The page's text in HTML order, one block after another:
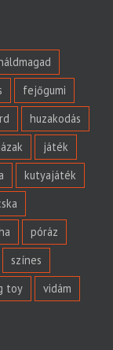
fejőgumi
huzakodás
játék
kutyajáték
póráz
színes
toy
vidám